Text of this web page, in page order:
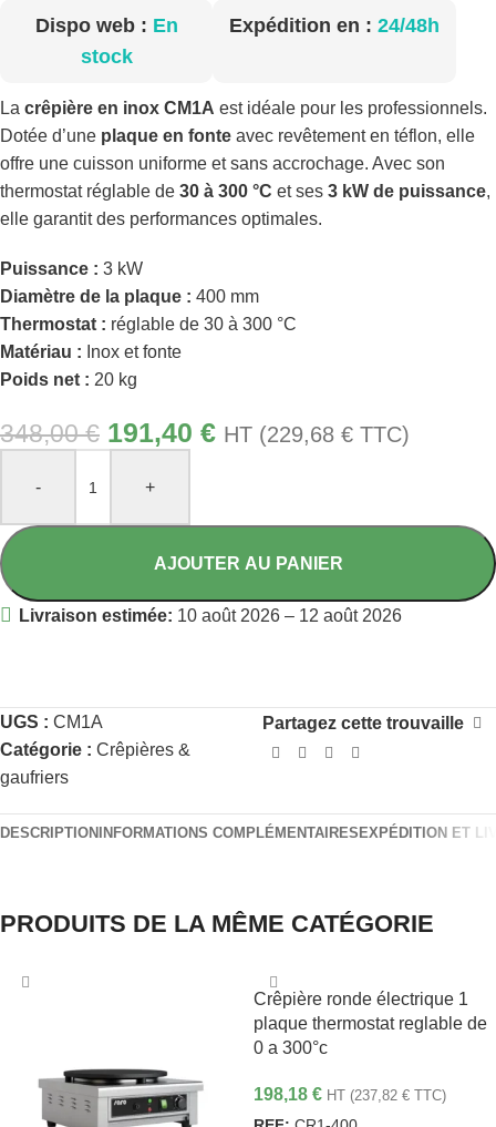
Dispo web : En
stock
Expédition en : 24/48h
La crêpière en inox CM1A est idéale pour les professionnels.
Dotée d’une plaque en fonte avec revêtement en téflon, elle
offre une cuisson uniforme et sans accrochage. Avec son
thermostat réglable de 30 à 300 °C et ses 3 kW de puissance,
elle garantit des performances optimales.
Puissance : 3 kW
Diamètre de la plaque : 400 mm
Thermostat : réglable de 30 à 300 °C
Matériau : Inox et fonte
Poids net : 20 kg
348,00€ 191,40 € HT (229,68 € TTC)
- +
AJOUTER AU PANIER
Livraison estimée: 10 août 2026 – 12 août 2026
UGS : CM1A
Catégorie : Crêpières &
gaufriers
Partagez cette trouvaille
DESCRIPTION INFORMATIONS COMPLÉMENTAIRES EXPÉDITION ET
PRODUITS DE LA MÊME CATÉGORIE
Crêpière ronde électrique 1
plaque thermostat reglable de
0 a 300°c
198,18 € HT (237,82 € TTC)